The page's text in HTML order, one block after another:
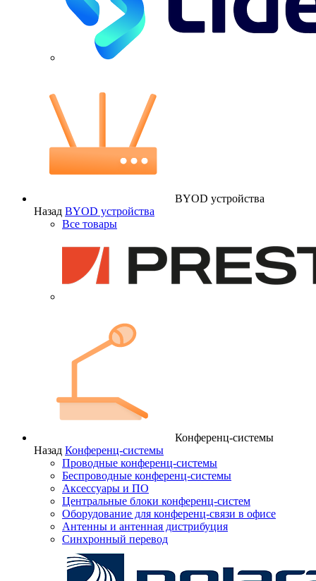
BYOD устройства
Назад BYOD устройства
Все товары
Конференц-системы
Назад Конференц-системы
Проводные конференц-системы
Беспроводные конференц-системы
Аксессуары и ПО
Центральные блоки конференц-систем
Оборудование для конференц-связи в офисе
Антенны и антенная дистрибуция
Синхронный перевод